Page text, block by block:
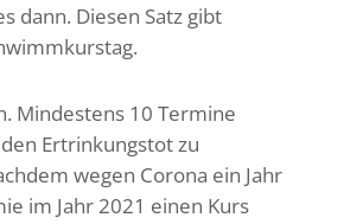
dann. Diesen Satz gibt
Mindestens 10 Termine
Ertrinkungstot zu
wegen Corona ein Jahr
im Jahr 2021 einen Kurs